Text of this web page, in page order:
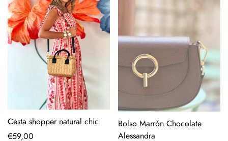
Cesta shopper natural chic
Precio
€59,00
Bolso Marrón Chocolate
Alessandra